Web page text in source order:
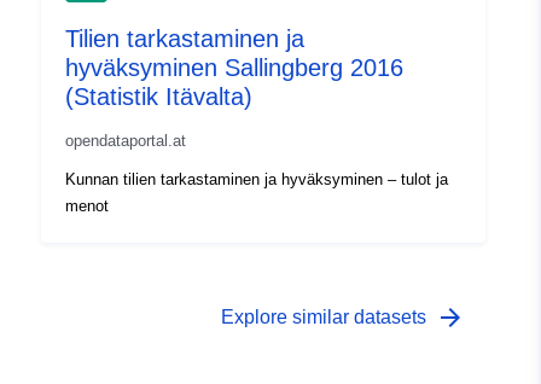
Tilien tarkastaminen ja
hyväksyminen Sallingberg 2016
(Statistik Itävalta)
opendataportal.at
Kunnan tilien tarkastaminen ja hyväksyminen – tulot ja
menot
Explore similar datasets arrow_forward